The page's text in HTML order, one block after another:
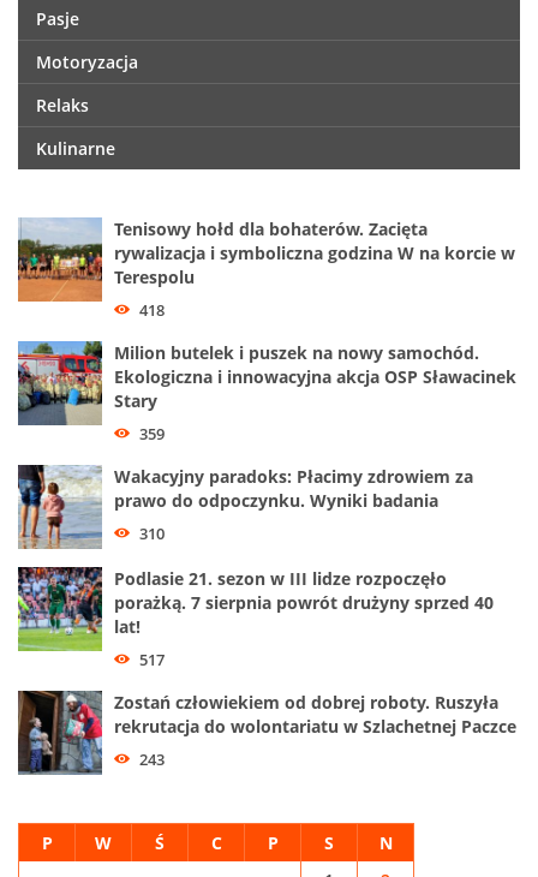
Pasje
Motoryzacja
Relaks
Kulinarne
Tenisowy hołd dla bohaterów. Zacięta
rywalizacja i symboliczna godzina W na korcie w
Terespolu
418
Milion butelek i puszek na nowy samochód.
Ekologiczna i innowacyjna akcja OSP Sławacinek
Stary
359
Wakacyjny paradoks: Płacimy zdrowiem za
prawo do odpoczynku. Wyniki badania
310
Podlasie 21. sezon w III lidze rozpoczęło
porażką. 7 sierpnia powrót drużyny sprzed 40
lat!
517
Zostań człowiekiem od dobrej roboty. Ruszyła
rekrutacja do wolontariatu w Szlachetnej Paczce
243
P W Ś C P S N